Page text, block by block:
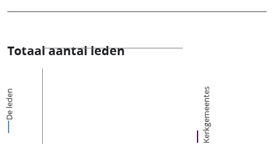
Totaal aantal leden
De leden Kerkgemeentes